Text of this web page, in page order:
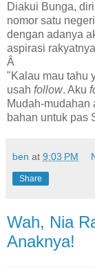
Diakui Bunga,
nomor satu
dengan adanya
aspirasi
Â
"Kalau mau tahu
usah follow. Aku
Mudah-mudahan
bahan untuk pas
ben at 9:03 PM
Share
Wah, Nia
Anaknya!